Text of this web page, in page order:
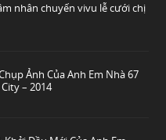
nhân chuyến vivu lễ cưới chị
Ảnh Của Anh Em Nhà 67
– 2014